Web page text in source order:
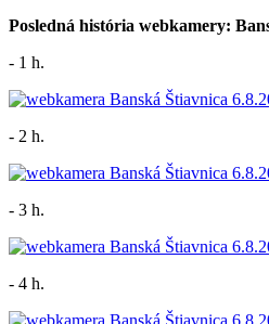
Posledná história webkamery:
- 1 h.
- 2 h.
- 3 h.
- 4 h.